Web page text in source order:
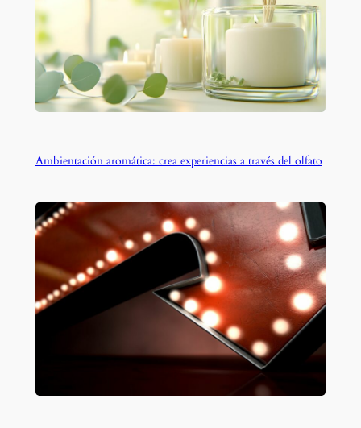
Ambientación aromática: crea experiencias a través del olfato